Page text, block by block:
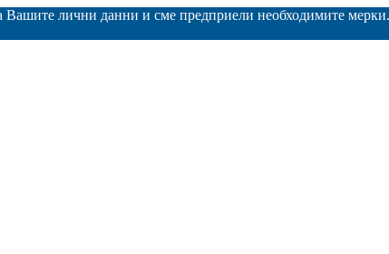
Вашите лични данни и сме предприели необходимите мерки.